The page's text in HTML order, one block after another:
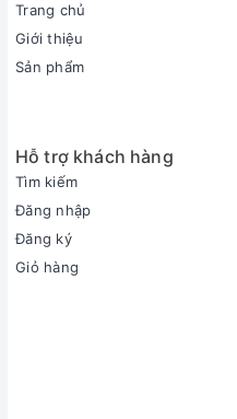
Trang chủ
Giới thiệu
Sản phẩm
Hỗ trợ khách hàng
Tìm kiếm
Đăng nhập
Đăng ký
Giỏ hàng